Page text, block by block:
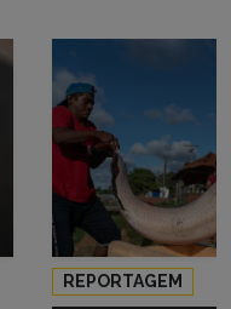
REPORTAGEM